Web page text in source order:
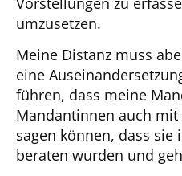
umzusetzen.
Meine Distanz muss
eine
führen, dass meine
Mandantinnen auch
sagen können, dass
beraten wurden und